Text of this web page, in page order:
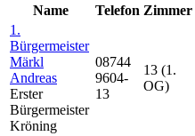
Name
Telefon Zimmer
1.
Bürgermeister
Märkl
Andreas
Erster
Bürgermeister
Kröning
08744
9604-
13
13 (1.
OG)